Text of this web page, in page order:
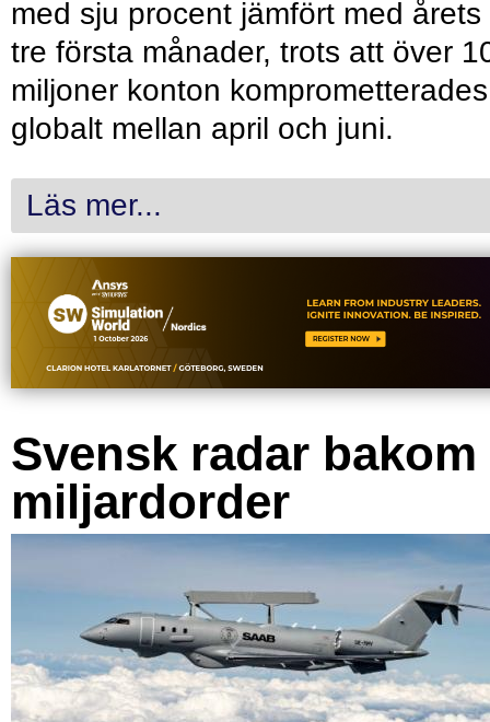
med sju procent jämfört med årets
tre första månader, trots att över
miljoner konton komprometterades
globalt mellan april och juni.
Läs mer...
Svensk radar bakom
miljardorder